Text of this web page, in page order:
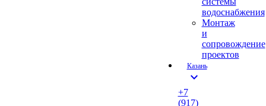
водоснабжения
Монтаж
и
сопровождение
проектов
Казань
expand_more
+7
(917)